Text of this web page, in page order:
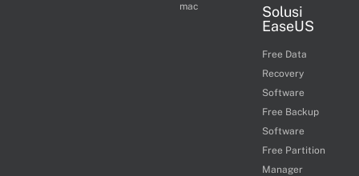
mac
Solusi
EaseUS
Free Data
Recovery
Software
Free Backup
Software
Free Partition
Manager